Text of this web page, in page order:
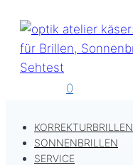
Inhalt
springen
0
KORREKTURBRILLEN
SONNENBRILLEN
SERVICE